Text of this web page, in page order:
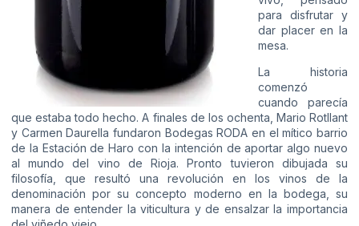
para disfrutar y
dar placer en la
mesa.
La historia
comenzó
cuando parecía
que estaba todo hecho. A finales de los ochenta, Mario Rotllant
y Carmen Daurella fundaron Bodegas RODA en el mítico barrio
de la Estación de Haro con la intención de aportar algo nuevo
al mundo del vino de Rioja. Pronto tuvieron dibujada su
filosofía, que resultó una revolución en los vinos de la
denominación por su concepto moderno en la bodega, su
manera de entender la viticultura y de ensalzar la importancia